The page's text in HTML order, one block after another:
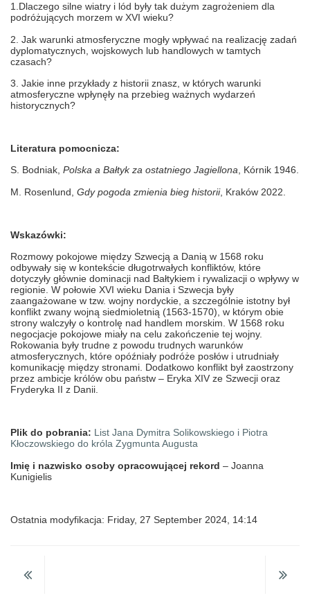
1.Dlaczego silne wiatry i lód były tak dużym zagrożeniem dla
podróżujących morzem w XVI wieku?
2. Jak warunki atmosferyczne mogły wpływać na realizację zadań
dyplomatycznych, wojskowych lub handlowych w tamtych
czasach?
3. Jakie inne przykłady z historii znasz, w których warunki
atmosferyczne wpłynęły na przebieg ważnych wydarzeń
historycznych?
Literatura pomocnicza:
S. Bodniak, Polska a Bałtyk za ostatniego Jagiellona, Kórnik 1946.
M. Rosenlund, Gdy pogoda zmienia bieg historii, Kraków 2022.
Wskazówki:
Rozmowy pokojowe między Szwecją a Danią w 1568 roku
odbywały się w kontekście długotrwałych konfliktów, które
dotyczyły głównie dominacji nad Bałtykiem i rywalizacji o wpływy w
regionie. W połowie XVI wieku Dania i Szwecja były
zaangażowane w tzw. wojny nordyckie, a szczególnie istotny był
konflikt zwany wojną siedmioletnią (1563-1570), w którym obie
strony walczyły o kontrolę nad handlem morskim. W 1568 roku
negocjacje pokojowe miały na celu zakończenie tej wojny.
Rokowania były trudne z powodu trudnych warunków
atmosferycznych, które opóźniały podróże posłów i utrudniały
komunikację między stronami. Dodatkowo konflikt był zaostrzony
przez ambicje królów obu państw – Eryka XIV ze Szwecji oraz
Fryderyka II z Danii.
Plik do pobrania: List Jana Dymitra Solikowskiego i Piotra
Kłoczowskiego do króla Zygmunta Augusta
Imię i nazwisko osoby opracowującej rekord – Joanna
Kunigielis
Ostatnia modyfikacja: Friday, 27 September 2024, 14:14